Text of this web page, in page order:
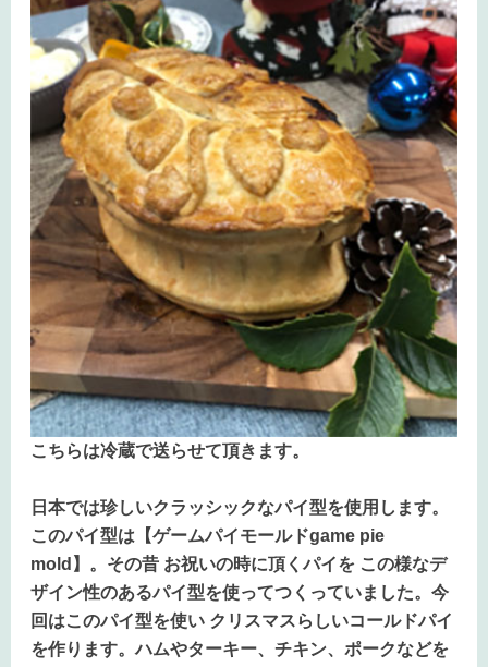
こちらは冷蔵で送らせて頂きます。
日本では珍しいクラッシックなパイ型を使用します。
このパイ型は【ゲームパイモールドgame pie
mold】。その昔 お祝いの時に頂くパイを この様なデ
ザイン性のあるパイ型を使ってつくっていました。今
回はこのパイ型を使い クリスマスらしいコールドパイ
を作ります。ハムやターキー、チキン、ポークなどを